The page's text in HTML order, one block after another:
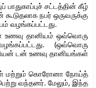
சட்டத்தின் கீழ்
நபர் ஒருவருக்கு
வழங்கப்பட்டது.
உணவு தானியம் ஒவ்வொரு
(ஒவ்வொரு
டன் உணவு தானியங்கள்
மற்றும் கொரோனா நோய்த்
வந்தனர். மேலும், இந்த